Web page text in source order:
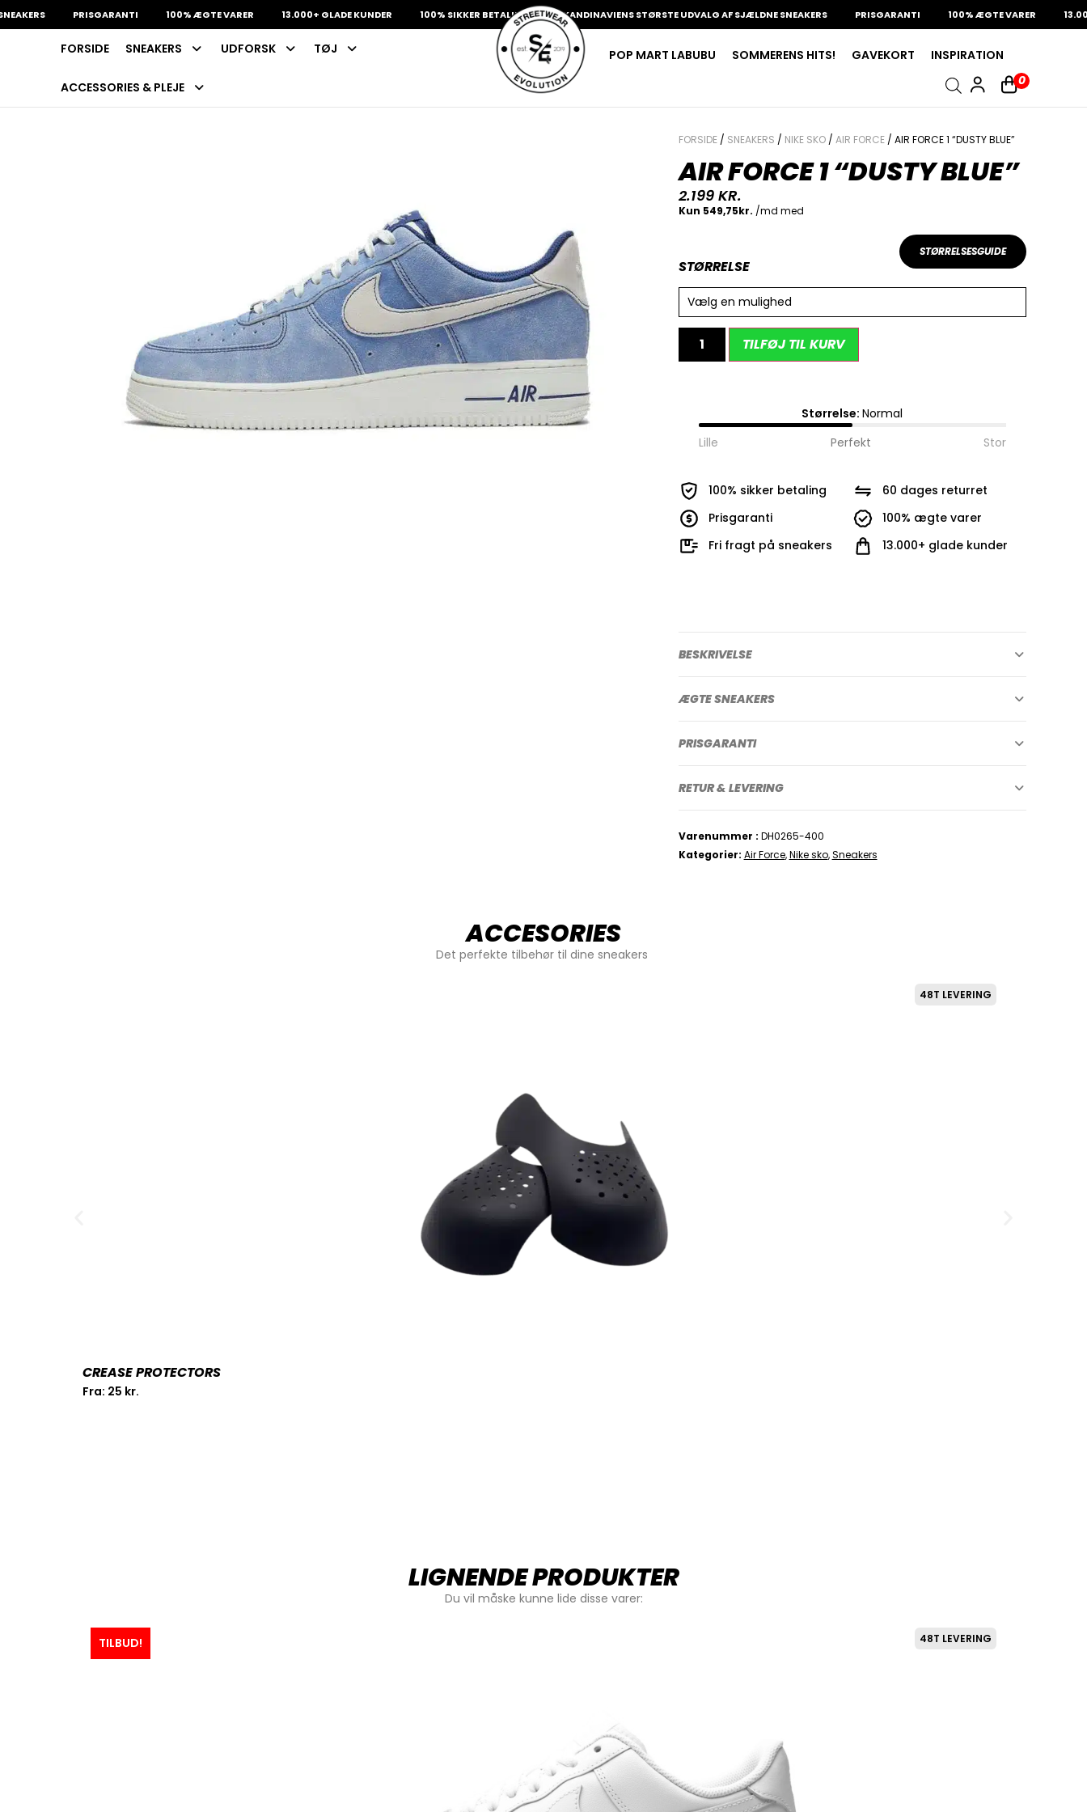
PRISGARANTI 100% ÆGTE VARER 13.000+ GLADE KUNDER 100% SIKKER BETALING SKANDINAVIENS STØRSTE UDVALG AF SJÆLDNE SNEAKERS PRISGARANTI 100% ÆGTE VARER 13.000+
FORSIDE SNEAKERS UDFORSK TØJ
ACCESSORIES & PLEJE
POP MART LABUBU SOMMERENS HITS! GAVEKORT
INSPIRATION
0
INDKØBSKURV
Din kurv er tom.
FORSIDE/ SNEAKERS / NIKE SKO/ AIR FORCE/ AIR FORCE 1 “DUSTY BLUE”
AIR FORCE 1 “DUSTY BLUE”
2.199 KR.
STØRRELSESGUIDE
STØRRELSE
Vælg en mulighed
TILFØJ TIL KURV
Størrelse:Normal
Lille
Perfekt Stor
100% sikker betaling
Prisgaranti
Fri fragt på sneakers
60 dages returret
100% ægte varer
13.000+ glade kunder
BESKRIVELSE
ÆGTE SNEAKERS
PRISGARANTI
RETUR & LEVERING
Varenummer
DH0265-400
Kategorier Air Force,Nike sko,Sneakers
ACCESORIES
Det perfekte tilbehør til dine sneakers
48T LEVERING
CREASE PROTECTORS
Fra: 25 kr.
LIGNENDE PRODUKTER
Du vil måske kunne lide disse varer:
TILBUD! 48T LEVERING